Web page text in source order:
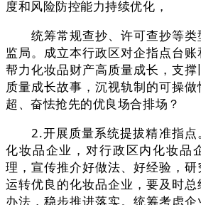
度和风险防控能力持续优化，
统筹常规查抄、许可查抄等类
监局。成立本行政区对企指点台账
帮力化妆品财产高质量成长，支
质量成长故事，沉视轨制的可操
超、奋怯抢先的优良场合排场？
2.开展质量系统提拔精准指点
化妆品企业，对行政区内化妆品
理，宣传推介好做法、好经验，
运转优良的化妆品企业，要及时
办法，稳步推进落实。统筹考虑企